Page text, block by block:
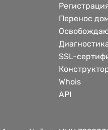
Перенос
SSL-
Whois
API